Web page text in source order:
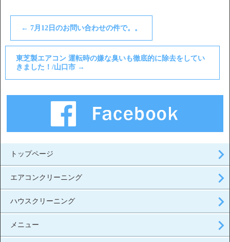
← 7月12日のお問い合わせの件で。。
東芝製エアコン 運転時の嫌な臭いも徹底的に除去をしてい
きました！/山口市 →
トップページ
エアコンクリーニング
ハウスクリーニング
メニュー